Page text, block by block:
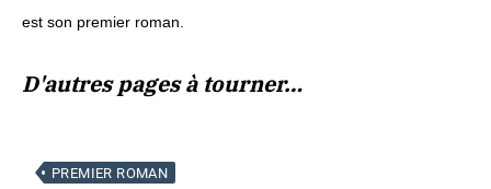
est son premier roman.
D'autres pages à tourner…
PREMIER ROMAN